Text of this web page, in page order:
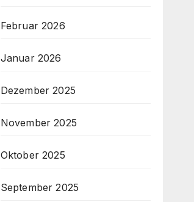
Februar 2026
Januar 2026
Dezember 2025
November 2025
Oktober 2025
September 2025